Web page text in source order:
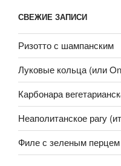
СВЕЖИЕ ЗАПИСИ
Ризотто с шампанским
Луковые кольца (или
Карбонара
Неаполитанское рагу
Филе с зеленым перцем